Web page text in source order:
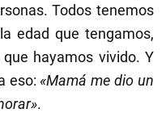
Todos tenemos
edad que tengamos,
hayamos vivido. Y
eso: «Mamá me dio un
.